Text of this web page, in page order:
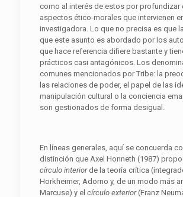
como al interés de estos por profundizar
aspectos ético-morales que intervienen
investigadora. Lo que no precisa es que
que este asunto es abordado por los
que hace referencia difiere bastante y
prácticos casi antagónicos. Los
comunes mencionados por Tribe: la
las relaciones de poder, el papel de las
manipulación cultural o la conciencia
son gestionados de forma desigual.
En líneas generales, aquí se concuerda
distinción que Axel Honneth (1987)
círculo interior de la teoría crítica
Horkheimer, Adorno y, de un modo más
Marcuse) y el círculo exterior(Franz